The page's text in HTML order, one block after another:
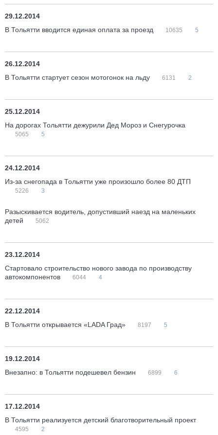
29.12.2014
В Тольятти вводится единая оплата за проезд
10635 5
26.12.2014
В Тольятти стартует сезон мотогонок на льду
6131 2
25.12.2014
На дорогах Тольятти дежурили Дед Мороз и Снегурочка
5065 5
24.12.2014
Из-за снегопада в Тольятти уже произошло более 80 ДТП
5226 3
Разыскивается водитель, допустивший наезд на маленьких
детей
5062
23.12.2014
Стартовало строительство нового завода по производству
автокомпонентов
6044 4
22.12.2014
В Тольятти открывается «LADA Град»
8197 5
19.12.2014
Внезапно: в Тольятти подешевел бензин
6899 6
17.12.2014
В Тольятти реализуется детский благотворительный проект
4595 2